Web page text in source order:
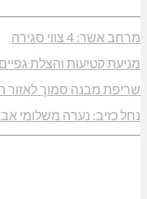
מרחב אשר: 4 צווי סגירה
מניעת קטיעות והצלת גפיים
שריפת מבנה סמוך לאזור
נחל כזיב: נערה משלומי